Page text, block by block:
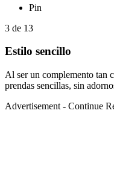
Pin
3 de 13
Estilo sencillo
Al ser un complemento tan
prendas sencillas, sin
Advertisement - Continue